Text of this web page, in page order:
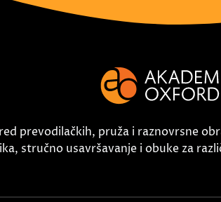
prevodilačkih, pruža i raznovrsne
stručno usavršavanje i obuke za